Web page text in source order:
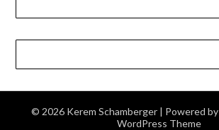
© 2026 Kerem Schamberger | Powered by
WordPress Theme